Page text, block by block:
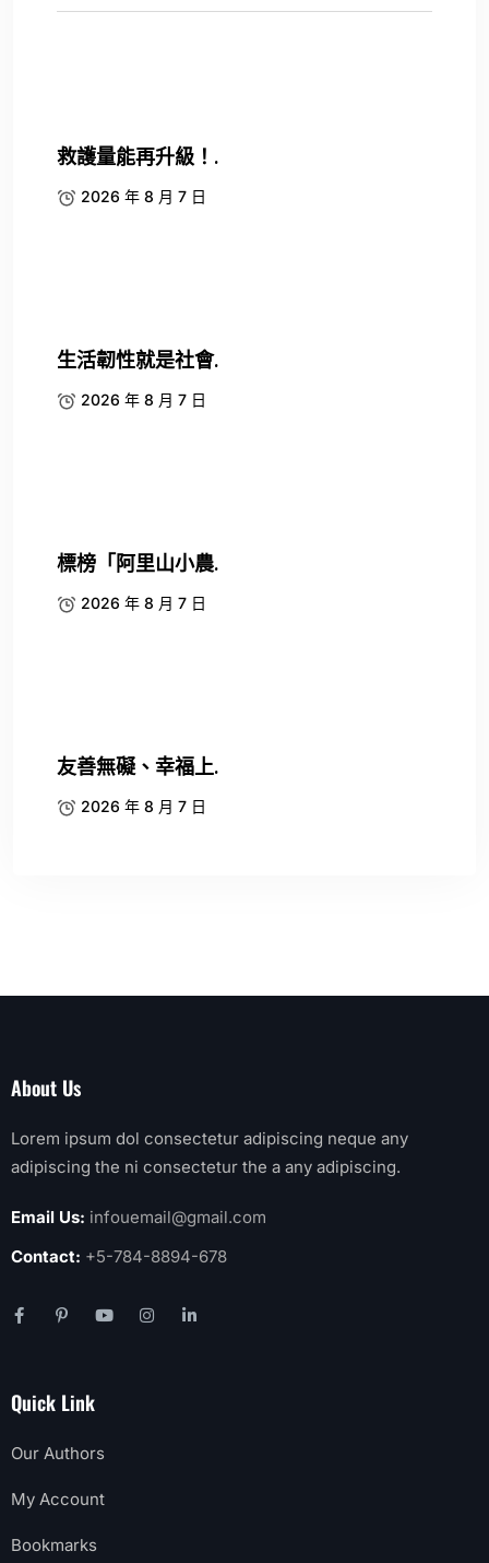
救護量能再升級！.
2026 年 8 月 7 日
生活韌性就是社會.
2026 年 8 月 7 日
標榜「阿里山小農.
2026 年 8 月 7 日
友善無礙、幸福上.
2026 年 8 月 7 日
About Us
Lorem ipsum dol consectetur adipiscing neque any
adipiscing the ni consectetur the a any adipiscing.
Email Us: infouemail@gmail.com
Contact: +5-784-8894-678
Quick Link
Our Authors
My Account
Bookmarks